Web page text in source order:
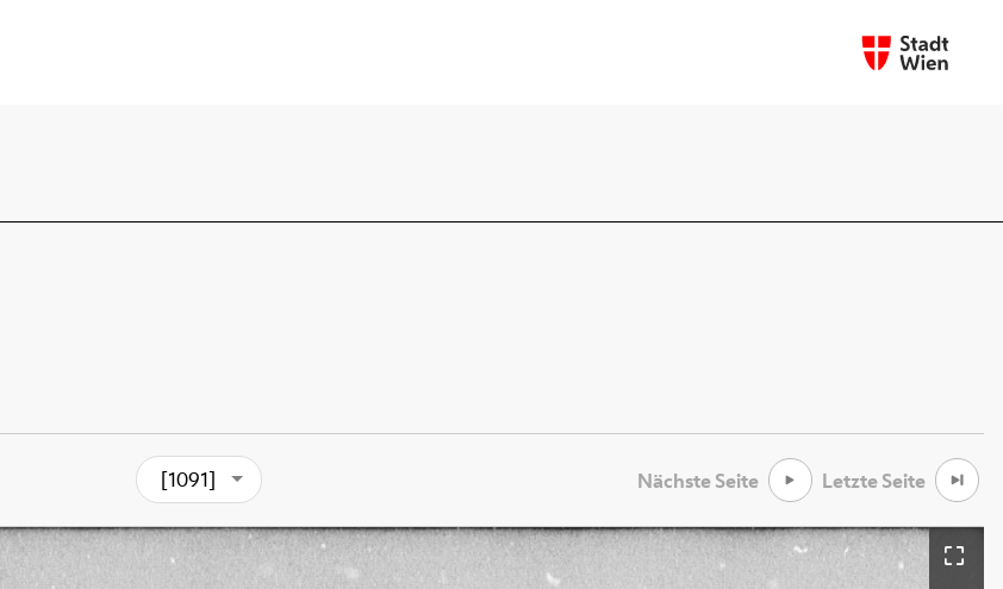
[1091] Nächste Seite Letzte Seite